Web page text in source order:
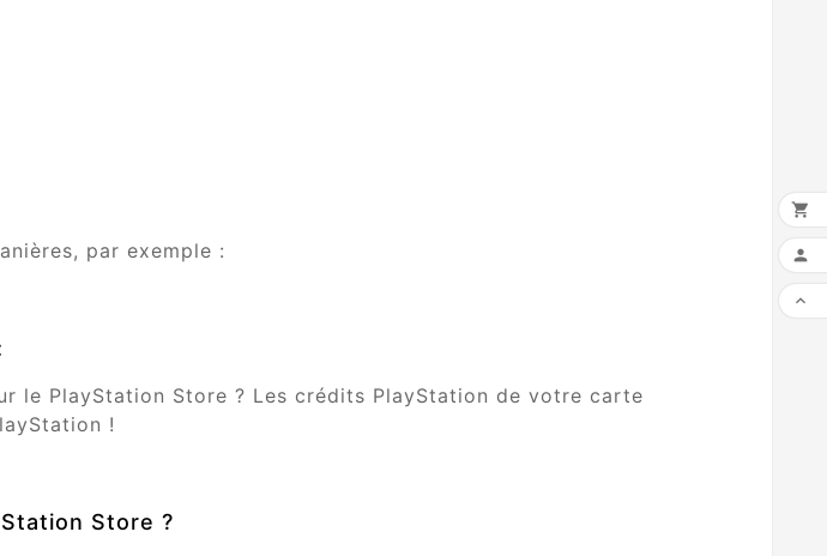
par exemple :
le PlayStation Store ? Les crédits PlayStation de votre carte
!
Store ?


